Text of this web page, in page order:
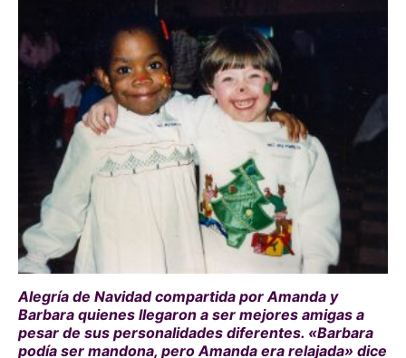
Alegría de Navidad compartida por Amanda y
Barbara quienes llegaron a ser mejores amigas a
pesar de sus personalidades diferentes. «Barbara
podía ser mandona, pero Amanda era relajada» dice